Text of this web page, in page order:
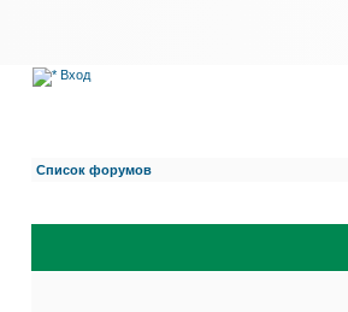
Вход
Список форумов